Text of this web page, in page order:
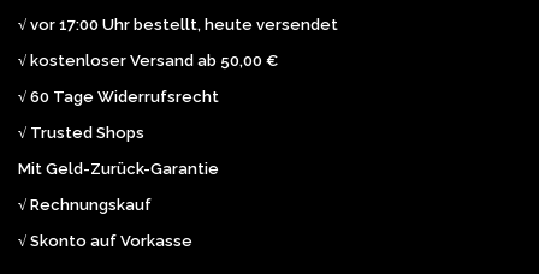
√ vor 17:00 Uhr bestellt, heute versendet
√ kostenloser Versand ab 50,00 €
√ 60 Tage Widerrufsrecht
√ Trusted Shops
Mit Geld-Zurück-Garantie
√ Rechnungskauf
√ Skonto auf Vorkasse